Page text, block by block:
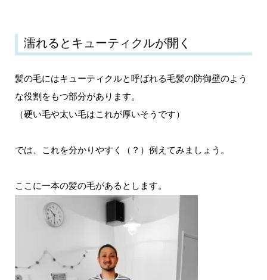
濡れるとキューティクルが開く
髪の毛にはキューティクルと呼ばれる毛髪の防御壁のよう
な役割をもつ部分があります。
（硬い毛や太い毛はこれが厚いそうです）
では、これを分かりやすく（？）例えてみましょう。
ここに一本の髪の毛があるとします。